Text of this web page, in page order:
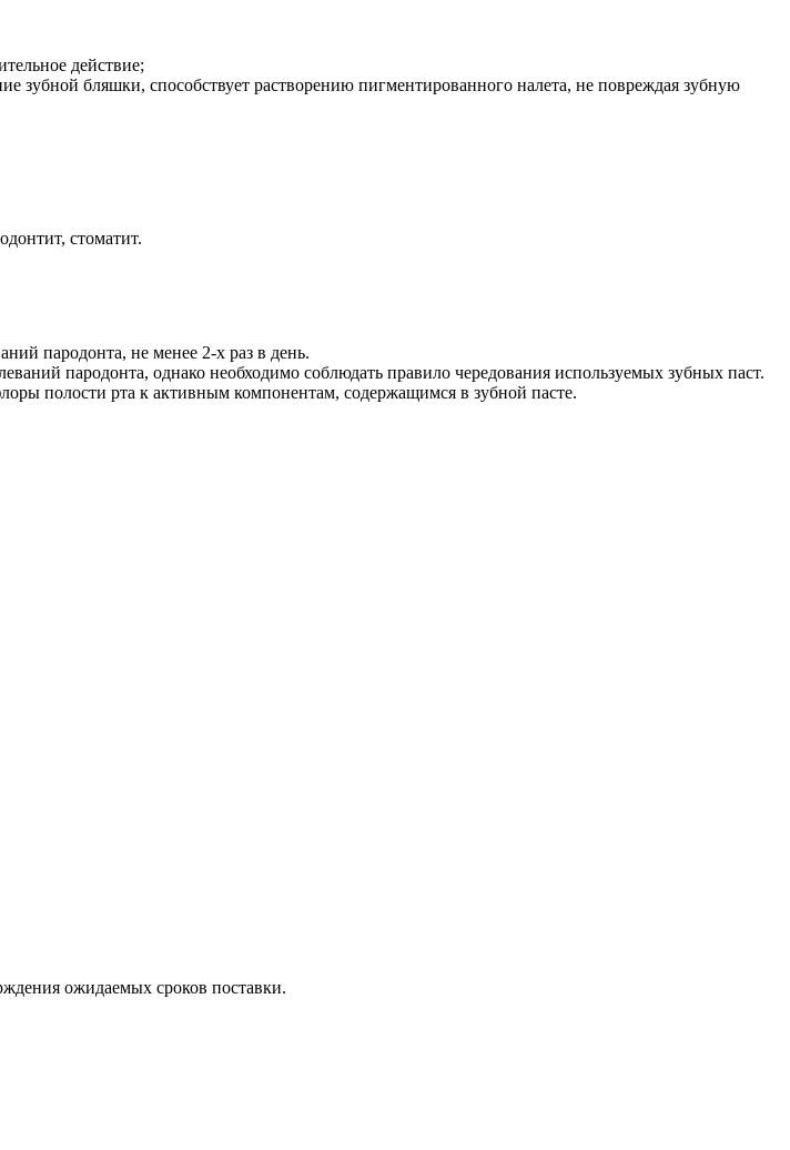
действие;
зубной бляшки, способствует растворению пигментированного налета, не повреждая зубную
стоматит.
пародонта, не менее 2-х раз в день.
пародонта, однако необходимо соблюдать правило чередования используемых зубных паст.
полости рта к активным компонентам, содержащимся в зубной пасте.
ожидаемых сроков поставки.